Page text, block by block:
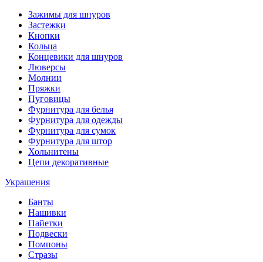
Зажимы для шнуров
Застежки
Кнопки
Кольца
Концевики для шнуров
Люверсы
Молнии
Пряжки
Пуговицы
Фурнитура для белья
Фурнитура для одежды
Фурнитура для сумок
Фурнитура для штор
Хольнитены
Цепи декоративные
Украшения
Банты
Нашивки
Пайетки
Подвески
Помпоны
Стразы